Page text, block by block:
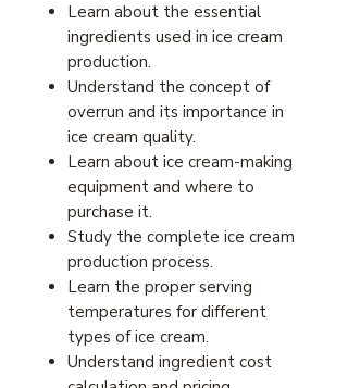
Learn about the essential
ingredients used in ice cream
production.
Understand the concept of
overrun and its importance in
ice cream quality.
Learn about ice cream-making
equipment and where to
purchase it.
Study the complete ice cream
production process.
Learn the proper serving
temperatures for different
types of ice cream.
Understand ingredient cost